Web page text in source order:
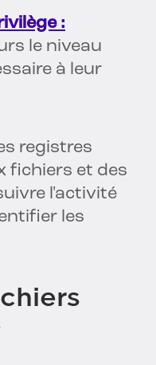
:
le niveau
à leur
registres
fichiers et des
l'activité
les